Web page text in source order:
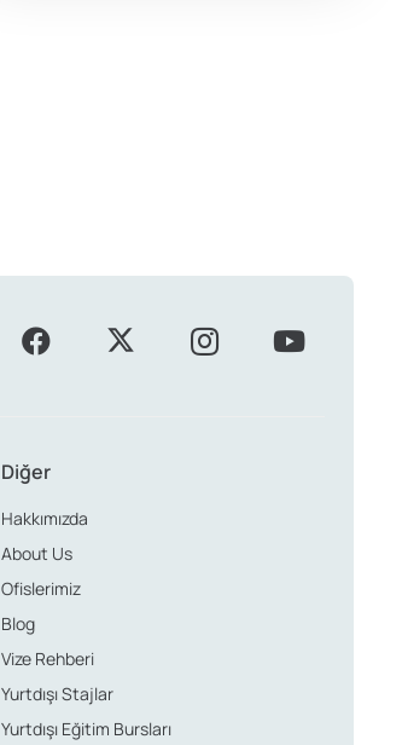
Diğer
Hakkımızda
About Us
Ofislerimiz
Blog
Vize Rehberi
Yurtdışı Stajlar
Yurtdışı Eğitim Bursları